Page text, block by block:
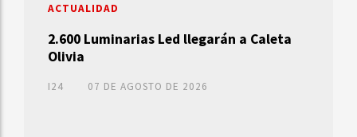
2.600 Luminarias Led llegarán a Caleta
Olivia
I24
ACTUALIDAD
07 DE AGOSTO DE 2026